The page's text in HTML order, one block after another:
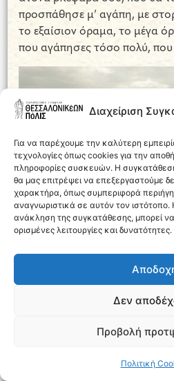
Διαχείριση
Για να παρέχουμε την καλύτερη
τεχνολογίες όπως cookies για την
πληροφορίες συσκευών. Η συγκατάθεση
θα μας επιτρέψει να επεξεργαστούμε
χαρακτήρα, όπως συμπεριφορά
αναγνωριστικά σε αυτόν τον
ανάκληση της συγκατάθεσης, μπορεί
ορισμένες λειτουργίες και δυνατότητες.
Δεν
Προβολή
Πολιτική
προσπάθησε μ’ αγάπη, με
το εξαίσιον όραμα, το μέγα
που αγάπησες τόσο πολύ, που
«Περνούμε πάνω απ’ τη
σταματά. Τα μάτια κλείνουν. / Το
Άλμα στον χρόνο και σχήμα
σταδιοδρομίας, με τον
προορισμό τη Βουδαπέστη, ο